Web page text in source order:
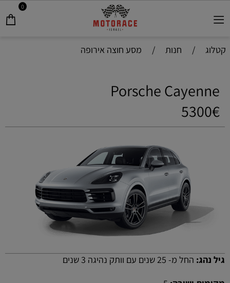
0
קטלוג / חנות / מסע חוצה אירופה
Porsche Cayenne
5300€
גיל נהג: החל מ- 25 שנים עם וותק נהיגה 3 שנים